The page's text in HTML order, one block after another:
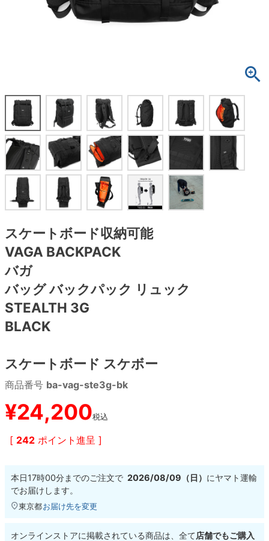
スケートボード収納可能
VAGA BACKPACK
バガ
バッグ バックパック リュック
STEALTH 3G
BLACK
スケートボード スケボー
商品番号 ba-vag-ste3g-bk
¥24,200税込
[ 242 ポイント進呈 ]
本日17時00分までのご注文で 2026/08/09（日） にヤマト運輸
でお届けします。
東京都お届け先を変更
オンラインストアに掲載されている商品は、全て店舗でもご購入
8.4inch
8.5inch
8.6inch
8.7inch
8.8inch
8.9inch
9.0inch以上
シェイプデッキ
8.5inch
8.6inch
8.7inch
8.8inch
8.9inch
9.0inch以上
64mm
65mm
70mm
72mm
75mm
110mm
ソフトウィール（クルーザー）
足回りセット（トラック・ウィールセット）
スケートケース・バッグ
メディア（雑誌・DVD・CD）
27.5cm
28cm
28.5cm
29cm
29.5cm
30cm
7分袖シャツ・ラグラン
ソックス
アンダーウエア
サイズの測り方